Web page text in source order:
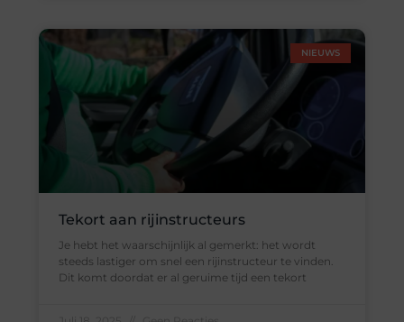
NIEUWS
Tekort aan rijinstructeurs
Je hebt het waarschijnlijk al gemerkt: het wordt
steeds lastiger om snel een rijinstructeur te vinden.
Dit komt doordat er al geruime tijd een tekort